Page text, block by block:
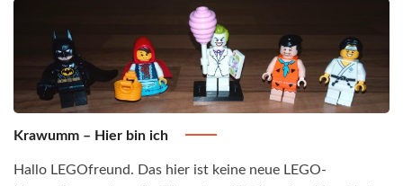
Krawumm – Hier bin ich
Hallo LEGOfreund. Das hier ist keine neue LEGO-